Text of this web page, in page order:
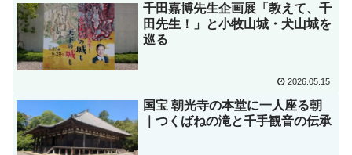
千田嘉博先生企画展「教えて、千
田先生！」と小牧山城・犬山城を
巡る
2026.05.15
国宝 朝光寺の本堂に一人座る朝
｜つくばねの滝と千手観音の伝承